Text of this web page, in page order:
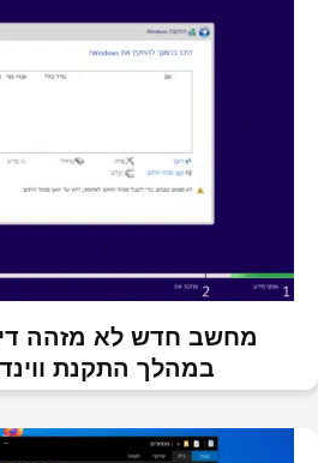
מחשב חדש לא מזהה
במהלך התקנת